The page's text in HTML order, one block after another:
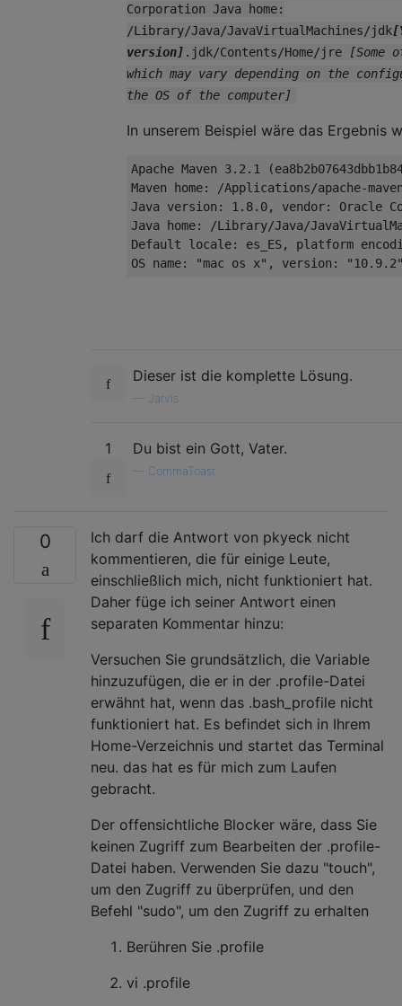
Corporation Java home:
/Library/Java/JavaVirtualMachines/jdk
version] .jdk/Contents/Home/jre
[Some
which may vary depending on the
the OS of the computer]
In unserem Beispiel wäre das Ergebnis
Apache Maven 3.2.1
Maven home: /Applications/apache-
Java version: 1.8.0, vendor: Oracle
Java home: /Library/Java/
Default locale: es_ES, platform
Dieser ist die komplette Lösung.
Jarvis
1 Du bist ein Gott, Vater.
CommaToast
0
Ich darf die Antwort von pkyeck nicht
kommentieren, die für einige Leute,
einschließlich mich, nicht funktioniert hat.
Daher füge ich seiner Antwort einen
separaten Kommentar hinzu:
Versuchen Sie grundsätzlich, die Variable
hinzuzufügen, die er in der .profile-Datei
erwähnt hat, wenn das .bash_profile nicht
funktioniert hat. Es befindet sich in Ihrem
Home-Verzeichnis und startet das Terminal
neu. das hat es für mich zum Laufen
gebracht.
Der offensichtliche Blocker wäre, dass Sie
keinen Zugriff zum Bearbeiten der .profile-
Datei haben. Verwenden Sie dazu "touch",
um den Zugriff zu überprüfen, und den
Befehl "sudo", um den Zugriff zu erhalten
Berühren Sie .profile
vi .profile